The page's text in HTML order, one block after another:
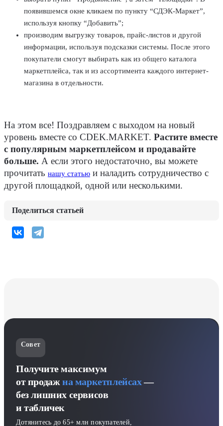
появившемся окне кликаем по пункту “СДЭК-Маркет”,
используя кнопку “Добавить”;
производим выгрузку товаров, прайс-листов и другой
информации, используя подсказки системы. После этого
покупатели смогут выбирать как из общего каталога
маркетплейса, так и из ассортимента каждого интернет-
магазина в отдельности.
На этом все! Поздравляем с выходом на новый
уровень вместе со CDEK.MARKET. Растите вместе
с популярным маркетплейсом и продавайте
больше. А если этого недостаточно, вы можете
прочитать нашу статью и наладить сотрудничество с
другой площадкой, одной или несколькими.
Поделиться статьей
Совет
Получите максимум
от продажна маркетплейсах—
без лишних сервисов
и табличек
Дотянитесь до 65+ млн покупателей,